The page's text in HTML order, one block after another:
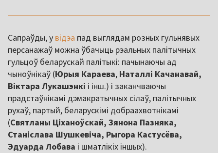
Сапраўды, у відэа пад выглядам розных гульнявых
персанажаў можна ўбачыць рэальных палітычных
гульцоў беларускай палітыкі: пачынаючы ад
чыноўнікаў (Юрыя Караева, Наталлі Качанавай,
Віктара Лукашэнкі і інш.) і заканчваючы
прадстаўнікамі дэмакратычных сілаў, палітычных
рухаў, партый, беларускімі добраахвотнікамі
(Святланы Ціханоўскай, Зянона Пазняка,
Станіслава Шушкевіча, Рыгора Кастусёва,
Эдуарда Лобава і шматлікіх іншых).